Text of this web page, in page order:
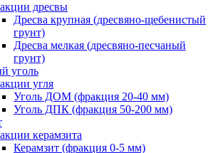
дресвы
Дресва крупная (дресвяно-щебенистый
грунт)
Дресва мелкая (дресвяно-песчаный
грунт)
уголь
угля
Уголь ДОМ (фракция 20-40 мм)
Уголь ДПК (фракция 50-200 мм)
керамзита
Керамзит (фракция 0-5 мм)